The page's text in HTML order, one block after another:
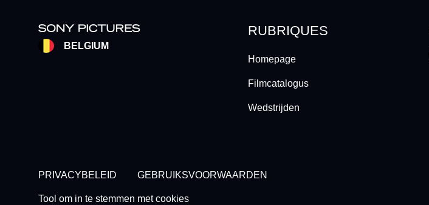
BELGIUM
RUBRIQUES
Homepage
Filmcatalogus
Wedstrijden
Footer - Subfooter
PRIVACYBELEID GEBRUIKSVOORWAARDEN
Tool om in te stemmen met cookies